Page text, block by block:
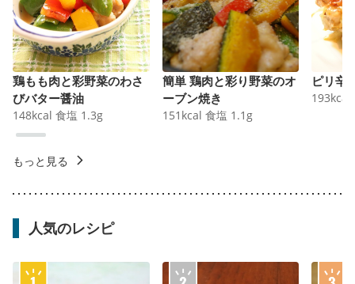
鶏もも肉と彩野菜のわさ
びバター醤油
148kcal 食塩 1.3g
簡単 鶏肉と彩り野菜のオ
ーブン焼き
151 kcal 食塩 1.1 g
ピリ辛
193kcal
もっと見る
人気のレシピ